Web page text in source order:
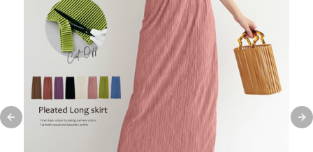
Previous slide